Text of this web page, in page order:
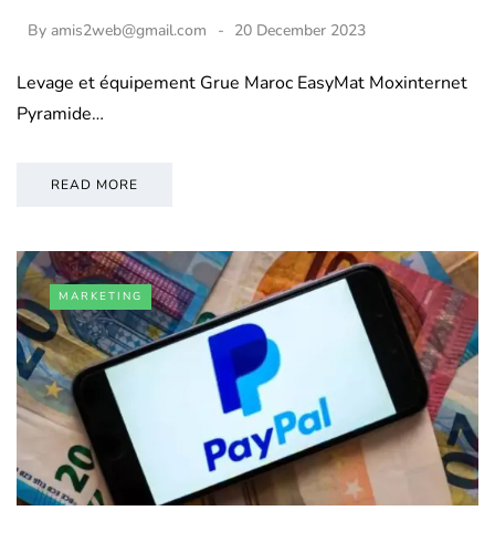
By amis2web@gmail.com 20 December 2023
Levage et équipement Grue Maroc EasyMat Moxinternet
Pyramide…
READ MORE
MARKETING